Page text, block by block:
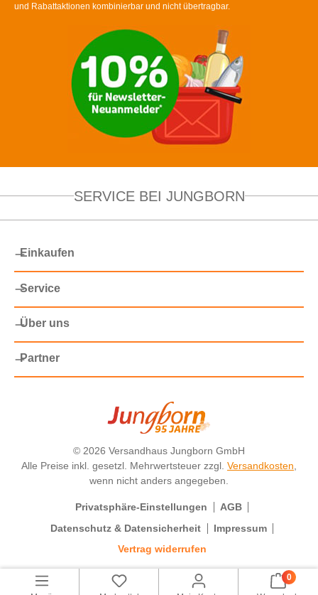
und Rabattaktionen kombinierbar und nicht übertragbar.
SERVICE BEI JUNGBORN
Einkaufen
Service
Über uns
Partner
© 2026 Versandhaus Jungborn GmbH
Alle Preise inkl. gesetzl. Mehrwertsteuer zzgl. Versandkosten,
wenn nicht anders angegeben.
Privatsphäre-Einstellungen
AGB
Datenschutz & Datensicherheit
Impressum
Vertrag widerrufen
0